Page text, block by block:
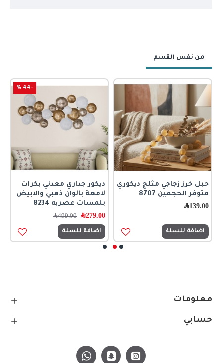
من نفس القسم
حبل خرز زجاجي مثلج ديكوري
متوفر الحجمين 8707
139.00﷼
اضافة للسلة
-44 %
ديكور جداري معدني بكرات
لامعة بالوان ذهبي والابيض
بلمسات عصريه 8234
279.00﷼ 499.00﷼
اضافة للسلة
معلومات
حسابي